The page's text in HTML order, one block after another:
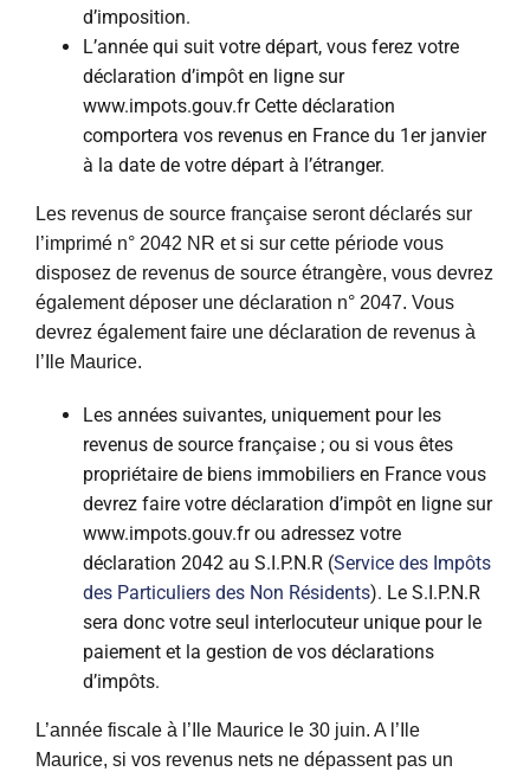
d’imposition.
L’année qui suit votre départ, vous ferez votre
déclaration d’impôt en ligne sur
www.impots.gouv.fr Cette déclaration
comportera vos revenus en France du 1er janvier
à la date de votre départ à l’étranger.
Les revenus de source française seront déclarés sur
l’imprimé n° 2042 NR et si sur cette période vous
disposez de revenus de source étrangère, vous devrez
également déposer une déclaration n° 2047. Vous
devrez également faire une déclaration de revenus à
l’Ile Maurice.
Les années suivantes, uniquement pour les
revenus de source française ; ou si vous êtes
propriétaire de biens immobiliers en France vous
devrez faire votre déclaration d’impôt en ligne sur
www.impots.gouv.fr ou adressez votre
déclaration 2042 au S.I.P.N.R (Service des Impôts
des Particuliers des Non Résidents). Le S.I.P.N.R
sera donc votre seul interlocuteur unique pour le
paiement et la gestion de vos déclarations
d’impôts.
L’année fiscale à l’Ile Maurice le 30 juin. A l’Ile
Maurice, si vos revenus nets ne dépassent pas un